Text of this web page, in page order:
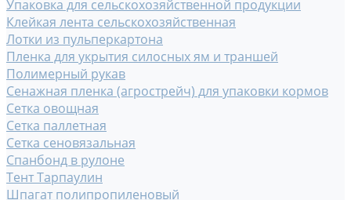
Упаковка для сельскохозяйственной продукции
Клейкая лента сельскохозяйственная
Лотки из пульперкартона
Пленка для укрытия силосных ям и траншей
Полимерный рукав
Сенажная пленка (агрострейч) для упаковки кормов
Сетка овощная
Сетка паллетная
Сетка сеновязальная
Спанбонд в рулоне
Тент Тарпаулин
Шпагат полипропиленовый